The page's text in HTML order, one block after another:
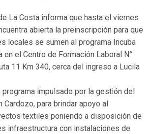
La Costa informa que hasta el viernes
abierta la preinscripción para que
locales se sumen al programa Incuba
en el Centro de Formación Laboral N°
11 Km 340, cerca del ingreso a Lucila
programa impulsado por la gestión del
Cardozo, para brindar apoyo al
textiles poniendo a disposición de
infraestructura con instalaciones de